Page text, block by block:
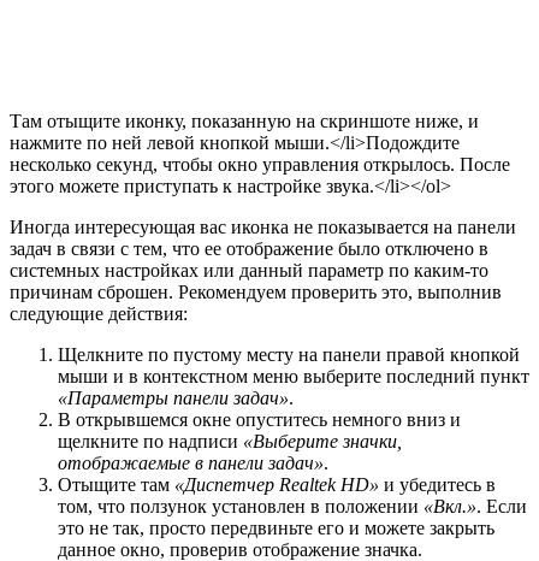
Там отыщите иконку, показанную на скриншоте ниже, и
нажмите по ней левой кнопкой мыши.</li>Подождите
несколько секунд, чтобы окно управления открылось. После
этого можете приступать к настройке звука.</li></ol>
Иногда интересующая вас иконка не показывается на панели
задач в связи с тем, что ее отображение было отключено в
системных настройках или данный параметр по каким-то
причинам сброшен. Рекомендуем проверить это, выполнив
следующие действия:
Щелкните по пустому месту на панели правой кнопкой
мыши и в контекстном меню выберите последний пункт
«Параметры панели задач».
В открывшемся окне опуститесь немного вниз и
щелкните по надписи «Выберите значки,
отображаемые в панели задач».
Отыщите там «Диспетчер Realtek HD» и убедитесь в
том, что ползунок установлен в положении «Вкл.». Если
это не так, просто передвиньте его и можете закрыть
данное окно, проверив отображение значка.